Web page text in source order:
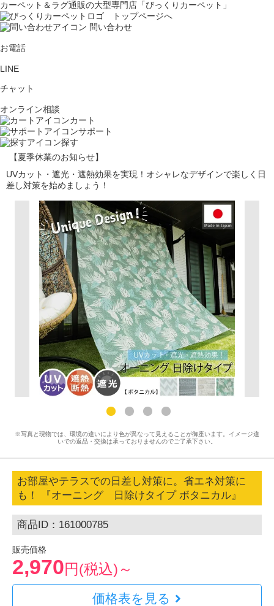
カーペット＆ラグ通販の大型専門店「びっくりカーペット」
問い合わせ
お電話
LINE
チャット
オンライン相談
カート
サポート
探す
【夏季休業のお知らせ】
UVカット・遮光・遮熱効果を実現！オシャレなデザインで楽しく日
差し対策を始めましょう！
※写真と現物では、環境の違いにより色が異なって見えることが御座います。イメージ違
いでの返品・交換は承っておりませんのでご了承下さい。
お部屋やテラスでの日差し対策に。省エネ対策に
も！ 『オーニング 日除けタイプ ボタニカル』
商品ID：161000785
販売価格
2,970円(税込)～
価格表を見る